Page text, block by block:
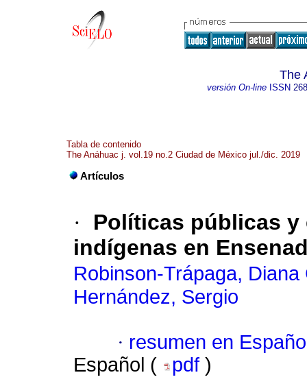
The
versión On-lineISSN
Tabla de contenido
The Anáhuac j. vol.19 no.2 Ciudad de México jul./dic. 2019
Artículos
·
Políticas públicas y
indígenas en
Robinson-Trápaga, Diana
Hernández, Sergio
· resumen en
Español (
pdf )